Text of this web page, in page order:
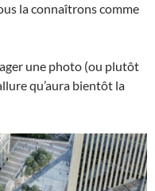
la connaîtrons comme
une photo (ou plutôt
qu’aura bientôt la